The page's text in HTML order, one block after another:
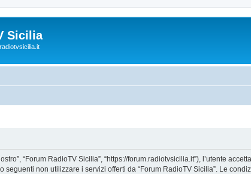
Sicilia
“Forum RadioTV Sicilia”, “https://forum.radiotvsicilia.it”), l’utente
non utilizzare i servizi offerti da “Forum RadioTV Sicilia”. Le